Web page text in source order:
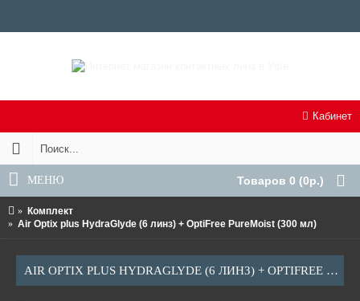
Товаров 0 (0р.)
Кабинет
МЕНЮ
Комплект
Air Optix plus HydraGlyde (6 линз) + OptiFree PureMoist (300 мл)
AIR OPTIX PLUS HYDRAGLYDE (6 ЛИНЗ) + OPTIFREE PUREMOIST (300 МЛ)